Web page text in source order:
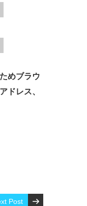
めブラウ
ドレス、
Post